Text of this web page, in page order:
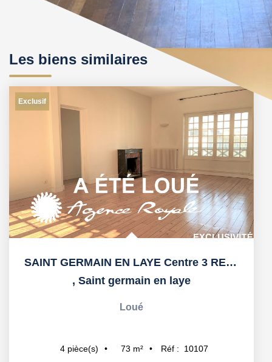
Les biens similaires
Exclusif
SAINT GERMAIN EN LAYE Centre 3 RER, Calme
, Saint germain en laye
Loué
4 pièce(s) 73 m² Réf : 10107